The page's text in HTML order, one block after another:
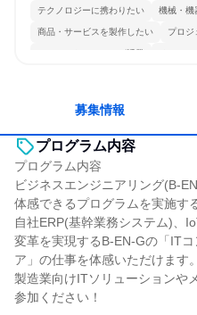
テクノロジーに携わりたい 機械・機
商品・サービスを製作したい プロジ
コミュニケーションが活発 チーム
募集情報
プログラム内容
プログラム内容
ビジネスエンジニアリング(B-
体感できるプログラムを実施す
自社ERP(基幹業務システム)、
変革を実現するB-EN-Gの「IT
ア」の仕事を体感いただけます。
製造業向けITソリューションや
参加ください！